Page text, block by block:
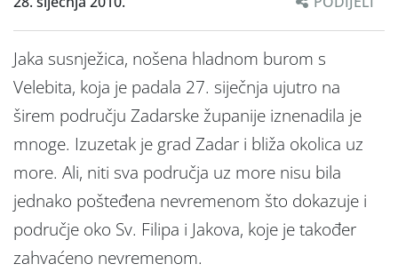
Jaka susnježica, nošena hladnom burom s
Velebita, koja je padala 27. siječnja ujutro na
širem području Zadarske županije iznenadila je
mnoge. Izuzetak je grad Zadar i bliža okolica uz
more. Ali, niti sva područja uz more nisu bila
jednako pošteđena nevremenom što dokazuje i
područje oko Sv. Filipa i Jakova, koje je također
zahvaćeno nevremenom.